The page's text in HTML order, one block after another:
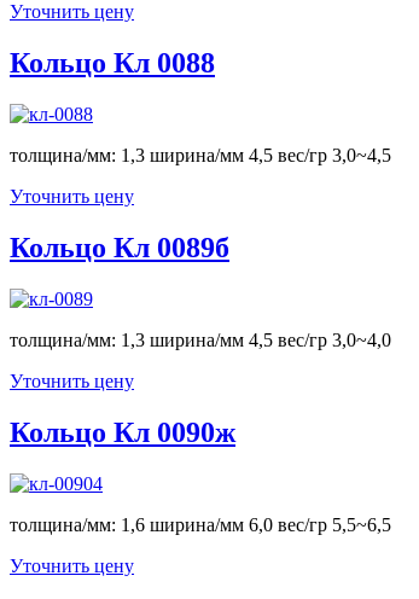
Уточнить цену
Кольцо Кл 0088
толщина/мм: 1,3 ширина/мм 4,5 вес/гр 3,0~4,5
Уточнить цену
Кольцо Кл 0089б
толщина/мм: 1,3 ширина/мм 4,5 вес/гр 3,0~4,0
Уточнить цену
Кольцо Кл 0090ж
толщина/мм: 1,6 ширина/мм 6,0 вес/гр 5,5~6,5
Уточнить цену